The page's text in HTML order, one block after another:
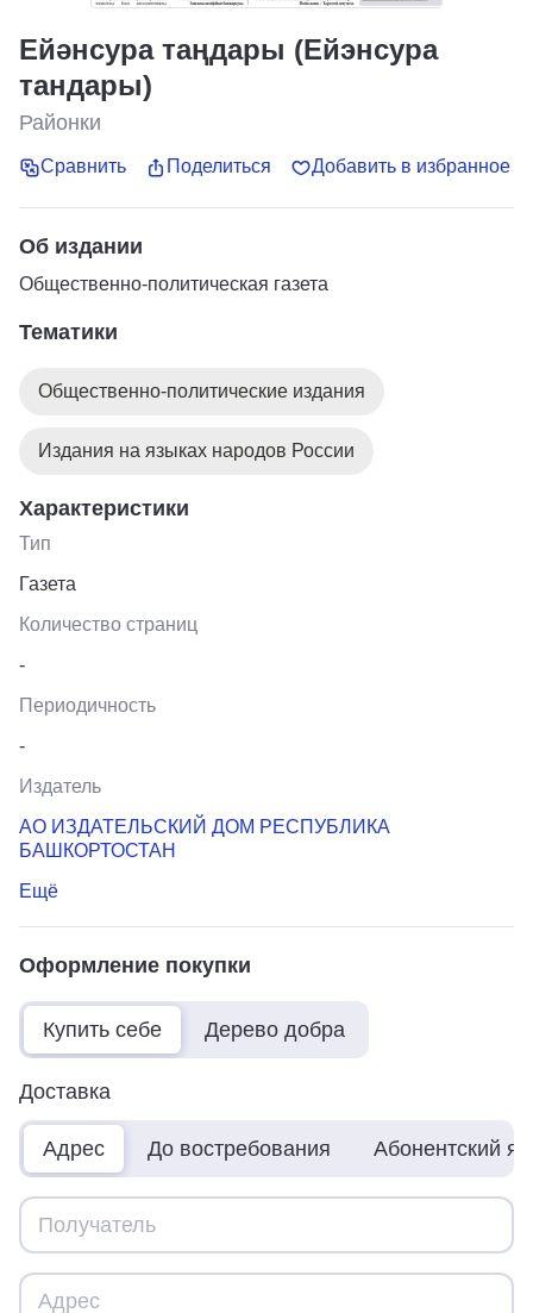
Ейәнсура таңдары (Ейэнсура
тандары)
Районки
Сравнить Поделиться Добавить в избранное
Об издании
Общественно-политическая газета
Тематики
Общественно-политические издания
Издания на языках народов России
Характеристики
Тип
Газета
Количество страниц
-
Периодичность
-
Издатель
АО ИЗДАТЕЛЬСКИЙ ДОМ РЕСПУБЛИКА
БАШКОРТОСТАН
Ещё
Оформление покупки
Купить себе Дерево добра
Доставка
Адрес До востребования Абонентский